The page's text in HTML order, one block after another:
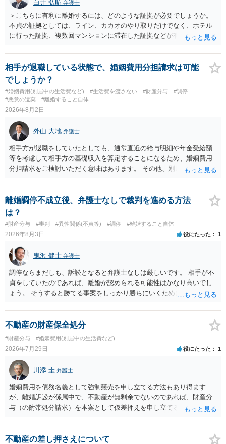
白井 弘昭 弁護士
＞こちらに有利に離婚するには、どのような証拠が必要でしょうか。
不貞の証拠としては、ライン、カカオのやり取りだけでなく、ホテル
に行った証拠、複数回マンションに滞在した証拠などが有効です。 不
婚する、慰謝料をとるなど）ことができると思われます。 ただし、不
貞発覚後、長期間同居を続けると、不貞を許したとの評価につながる
場合がありますので、ご注意ください。 以上、ご参考まで。
相手が退職している状態で、婚姻費用分担請求は可能
でしょうか？
#婚姻費用(別居中の生活費など) #生活費を渡さない #財産分与
#調停
#悪意の遺棄
#離婚すること自体
2026年8月2日
外山 大地 弁護士
相手方が退職をしていたとしても、通常直近の給与明細や年金受給額
等を考慮して相手方の基礎収入を算定することになるため、婚姻費用
分担請求をご検討いただく意味はあります。 その他、別居の経緯、質
て、ご検討いただくのが良いかと思います。
離婚調停不成立後、弁護士なしで裁判を進める方法
は？
#財産分与 #審判 #異性関係(不貞等) #調停 #離婚すること自体
2026年8月3日 役にたった 1
鬼沢 健士 弁護士
調停ならまだしも、訴訟となると弁護士なしは厳しいです。 相手が不
貞をしていたのであれば、離婚が認められる可能性はかなり高いでし
ょう。 そうすると勝てる事案をしっかり勝ちにいくためにも弁護士委
不動産の財産保全処分
#財産分与 #婚姻費用(別居中の生活費など)
2026年7月29日 役にたった 1
川添 圭 弁護士
婚姻費用を債務名義として強制競売を申し立てる方法もあり得ます
が、離婚訴訟が係属中で、不動産が無剰余でないのであれば、財産分
与（の附帯処分請求）を本案として仮差押えを申し立てる（法的には
えられます。弁護士へ依頼しているのであれば、担当弁護士とよく相
談してください。
不動産の差し押さえについて